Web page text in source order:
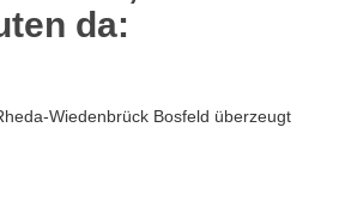
da:
Wiedenbrück Bosfeld überzeugt